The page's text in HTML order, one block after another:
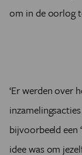
om in de oorlog
‘Er werden over
bijvoorbeeld een
idee was om